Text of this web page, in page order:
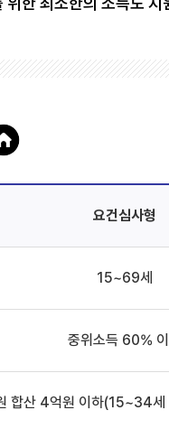
요건심사형
15~69세
중위소득 60%
합산 4억원 이하(15~34세